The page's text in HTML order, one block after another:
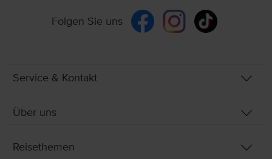
Folgen Sie uns
Service & Kontakt
Über uns
Reisethemen